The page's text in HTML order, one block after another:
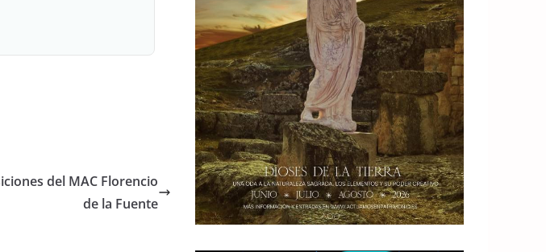
del MAC Florencio
de la Fuente